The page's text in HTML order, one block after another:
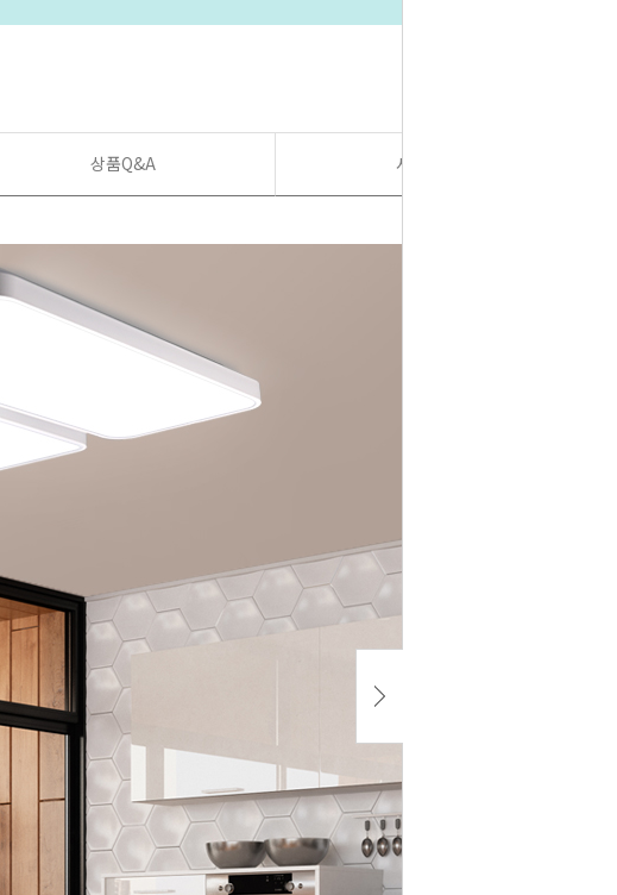
상품Q&A 사용후기